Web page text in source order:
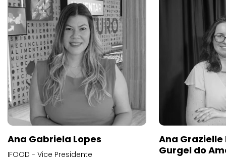
Ana Gabriela Lopes
IFOOD - Vice Presidente
Ana
Gurgel do